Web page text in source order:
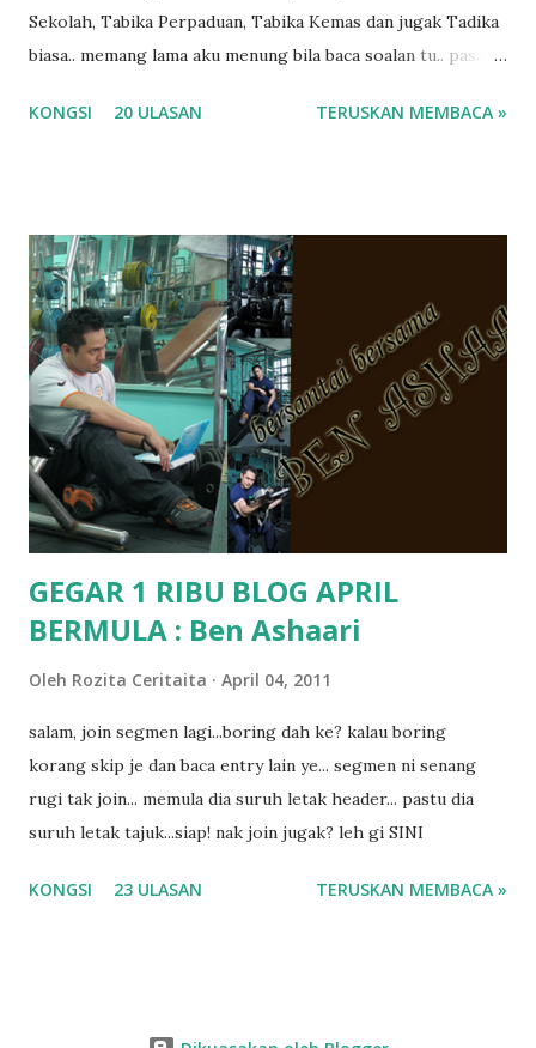
Sekolah, Tabika Perpaduan, Tabika Kemas dan jugak Tadika
biasa.. memang lama aku menung bila baca soalan tu.. pasal
ko.. masa tu aku baru je ada anak sorang dan aku hentam je
tanya sapa-sapa pun masa tu.. bila fikir-fikirkan balik terasa
jugak masa alahai teruknya kami sebagai ibubapa.. dan kami
terasa jugak semakin teruk bila abg long dah masuk 2 tahun
kat salah satu tadika swasta ni.. tapi nampaknya kenal huruf
pun tak tau.. pengsan aku bila ingat balik.. aku mula fikir
mungkin sebab abg long sendiri jenis budak yang ada
masalah dyslexia.. tapi minor la.. nanti la aku cerita pasal
dyslexia tu.. lepas tu kami buat keputusan pu...
KONGSI 20 ULASAN TERUSKAN MEMBACA »
GEGAR 1 RIBU BLOG APRIL
BERMULA : Ben Ashaari
Oleh Rozita Ceritaita April 04, 2011
salam, join segmen lagi...boring dah ke? kalau boring
korang skip je dan baca entry lain ye... segmen ni senang
rugi tak join... memula dia suruh letak header... pastu dia
suruh letak tajuk...siap! nak join jugak? leh gi SINI
KONGSI 23 ULASAN TERUSKAN MEMBACA »